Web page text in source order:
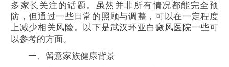
多家长关注的话题。虽然并非所有情况都能完全预
防，但通过一些日常的照顾与调整，可以在一定程度
上减少相关风险。以下是武汉环亚白癜风医院一些可
以参考的方面。
一、留意家族健康背景